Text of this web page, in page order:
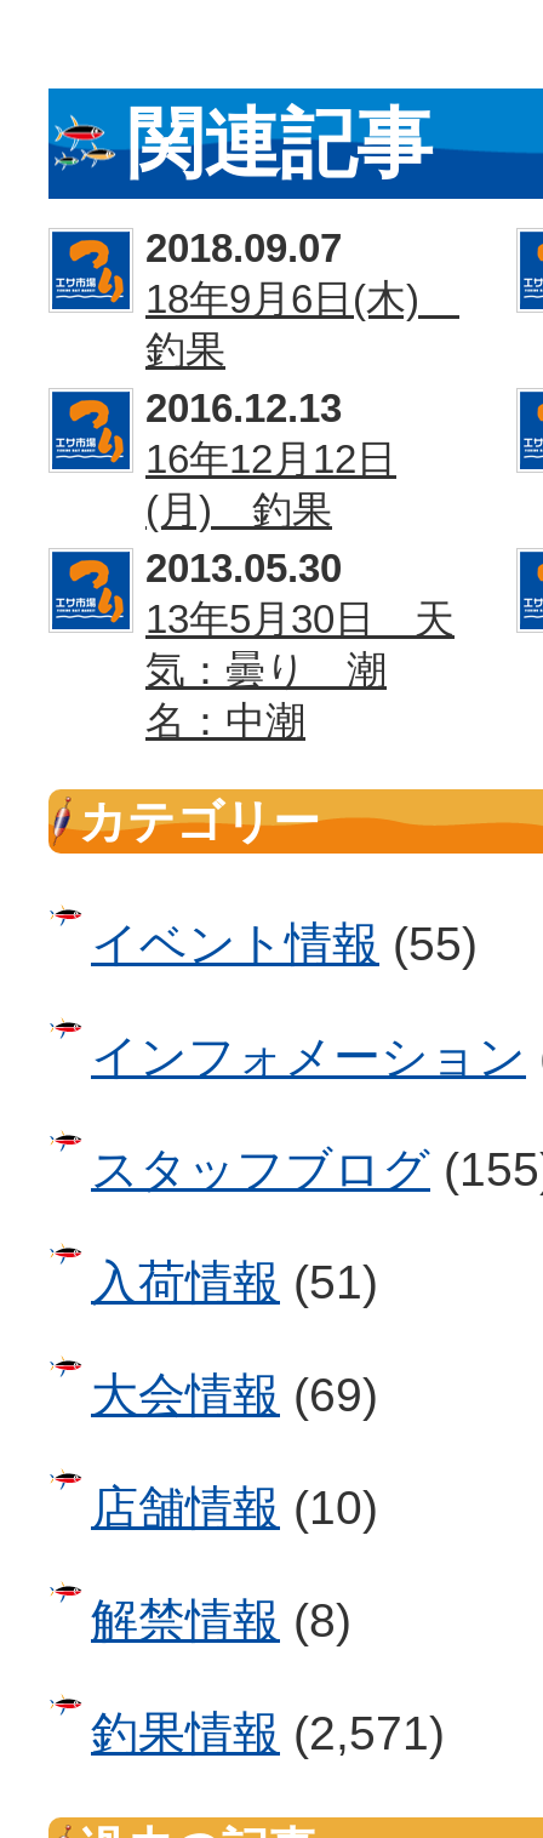
関連記事
2018.09.07
18年9月6日(木)
釣果
2016.12.13
16年12月12日
(月) 釣果
2013.05.30
13年5月30日 天
気：曇り 潮
名：中潮
カテゴリー
イベント情報 (55)
インフォメーション
スタッフブログ
入荷情報 (51)
大会情報 (69)
店舗情報 (10)
解禁情報 (8)
釣果情報 (2,571)